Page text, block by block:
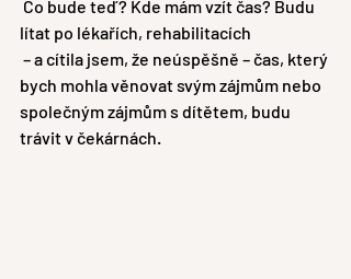
lítat po lékařích, rehabilitacích
bych mohla věnovat svým zájmům nebo
společným zájmům s dítětem, budu
trávit v čekárnách.